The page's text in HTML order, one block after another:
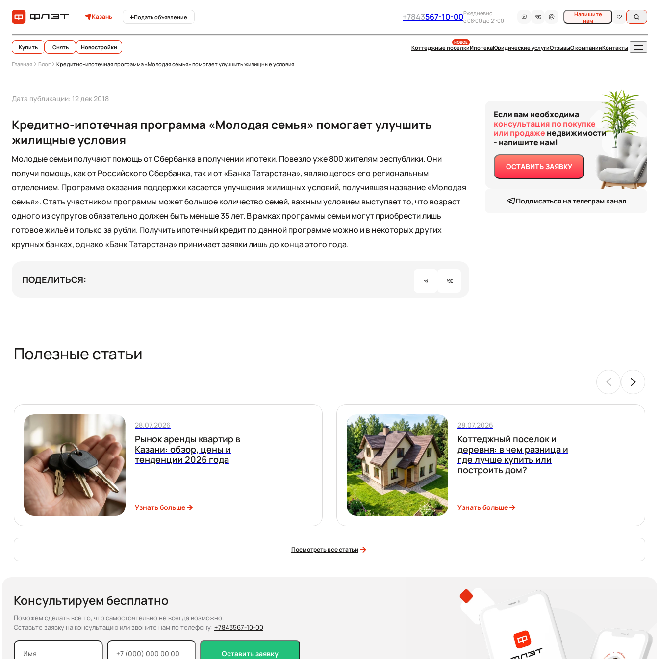
Казань Подать объявление +7843567-10-00Ежедневно
c 08:00 до 21:00
Напишите
нам
Купить Снять Новостройки
НОВОЕ
Коттеджные поселкиИпотекаЮридические услугиОтзывыО компанииКонтакты
Главная Блог Кредитно-ипотечная программа «Молодая семья» помогает улучшить жилищные условия
Если вам необходима
консультация по покупке
или продаже недвижимости
- напишите нам!
ОСТАВИТЬ ЗАЯВКУ
Подписаться на телеграм канал
Дата публикации: 12 дек 2018
Кредитно-ипотечная программа «Молодая семья» помогает улучшить
жилищные условия
Молодые семьи получают помощь от Сбербанка в получении ипотеки. Повезло уже 800 жителям республики. Они
получи помощь, как от Российского Сбербанка, так и от «Банка Татарстана», являющегося его региональным
отделением. Программа оказания поддержки касается улучшения жилищных условий, получившая название «Молодая
семья». Стать участником программы может большое количество семей, важным условием выступает то, что возраст
одного из супругов обязательно должен быть меньше 35 лет. В рамках программы семьи могут приобрести лишь
готовое жильё и только за рубли. Получить ипотечный кредит по данной программе можно и в некоторых других
крупных банках, однако «Банк Татарстана» принимает заявки лишь до конца этого года.
ПОДЕЛИТЬСЯ:
Полезные статьи
28.07.2026
Рынок аренды квартир в
Казани: обзор, цены и
тенденции 2026 года
Узнать больше
28.07.2026
Коттеджный поселок и
деревня: в чем разница и
где лучше купить или
построить дом?
Узнать больше
Посмотреть все статьи
Консультируем бесплатно
Поможем сделать все то, что самостоятельно не всегда возможно.
Оставьте заявку на консультацию или звоните нам по телефону: +7843567-10-00
Оставить заявку